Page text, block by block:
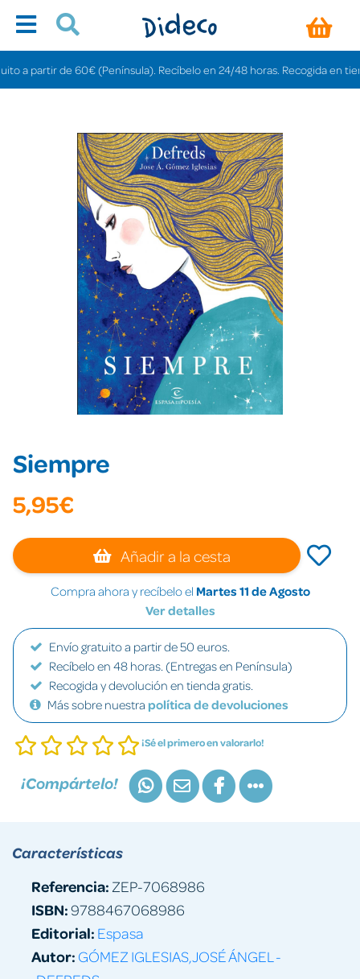
partir de 60€ (Península). Recíbelo en 24/48 horas. Recogida en
Siempre
5,95€
Añadir a la cesta
Compra ahora y recíbelo el Martes 11 de Agosto
Ver detalles
Envío gratuito a partir de 50 euros.
Recíbelo en 48 horas. (Entregas en Península)
Recogida y devolución en tienda gratis.
Más sobre nuestra política de devoluciones
¡Sé el primero en valorarlo!
¡Compártelo!
Características
Referencia: ZEP-7068986
ISBN:9788467068986
Editorial: Espasa
Autor: GÓMEZ IGLESIAS,JOSÉ ÁNGEL -